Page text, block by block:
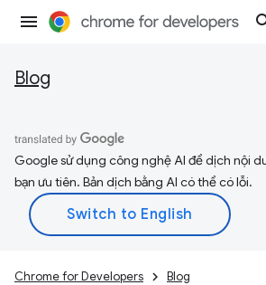
Blog
Google sử dụng công nghệ AI để dịch nội
bạn ưu tiên. Bản dịch bằng AI có thể có lỗi.
Chrome for Developers Blog